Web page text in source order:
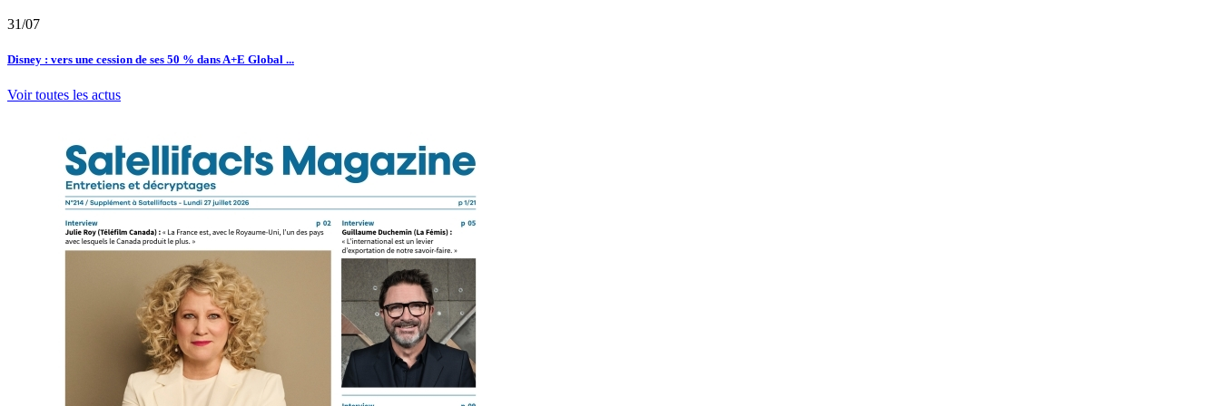
31/07
Disney : vers une cession de ses 50 % dans A+E Global ...
Voir toutes les actus